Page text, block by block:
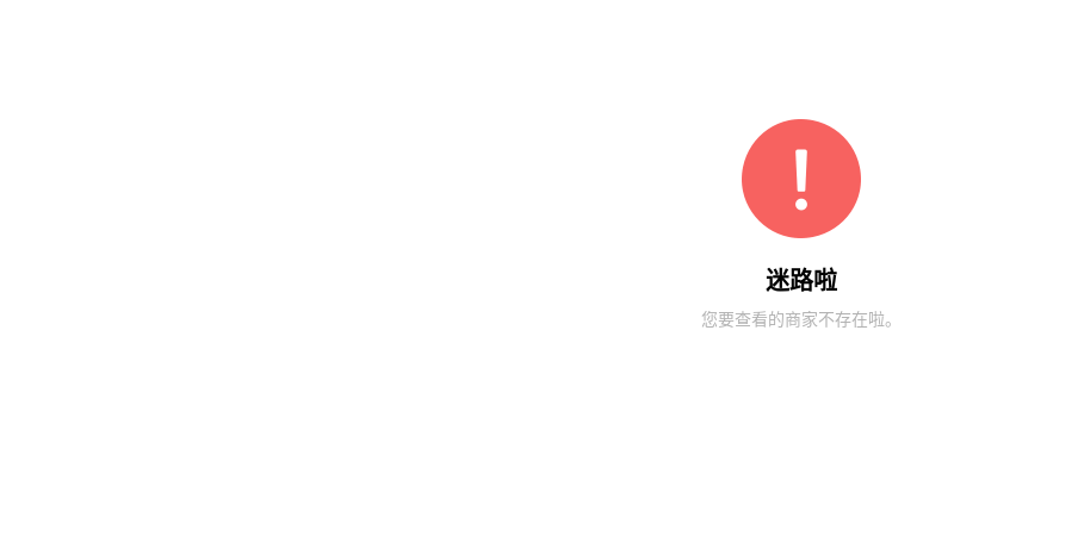
迷路啦
您要查看的商家不存在啦。